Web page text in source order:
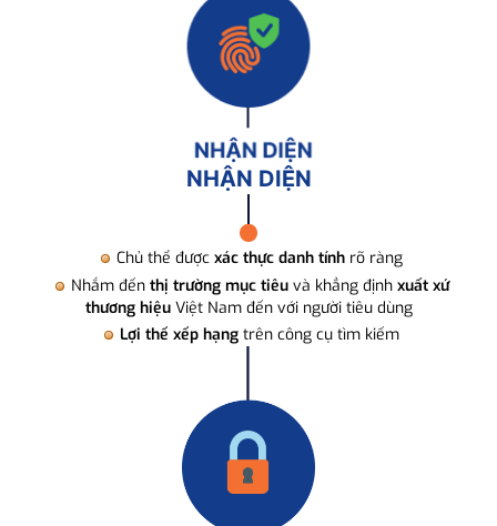
NHẬN DIỆN
Chủ thể được xác thực danh tính rõ ràng
Nhắm đến thị trường mục tiêuvà khẳng định xuất xứ
thương hiệuViệt Nam đến với người tiêu dùng
Lợi thế xếp hạng trên công cụ tìm kiếm